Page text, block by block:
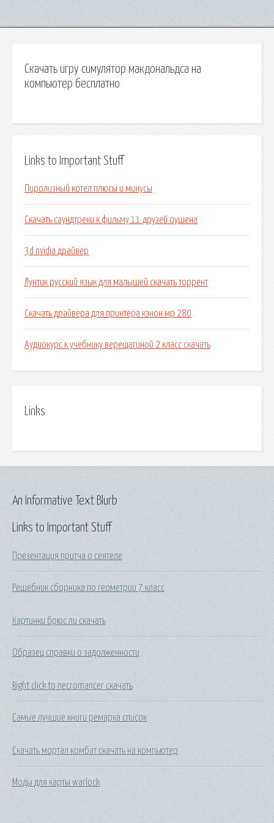
Скачать игру симулятор макдональдса на
компьютер бесплатно
Links to Important Stuff
Пиролизный котел плюсы и минусы
Скачать саундтреки к фильму 11 друзей оушена
3d nvidia драйвер
Лунтик русский язык для малышей скачать торрент
Скачать драйвера для принтера кэнон мр 280
Аудиокурс к учебнику верещагиной 2 класс скачать
Links
Links to Important Stuff
Презентация притча о сеятеле
Решебник сборника по геометрии 7 класс
Картинки брюс ли скачать
Образец справки о задолженности
Right click to necromancer скачать
Самые лучшие книги ремарка список
Скачать мортал комбат скачать на компьютер
Моды для карты warlock
An Informative Text Blurb